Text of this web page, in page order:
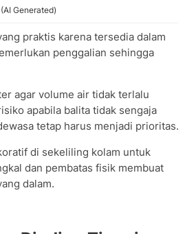
Generated)
praktis karena tersedia dalam
penggalian sehingga
agar volume air tidak terlalu
apabila balita tidak sengaja
tetap harus menjadi prioritas.
di sekeliling kolam untuk
dan pembatas fisik membuat
dalam.